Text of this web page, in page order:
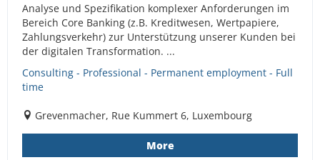
Analyse und Spezifikation komplexer Anforderungen im
Bereich Core Banking (z.B. Kreditwesen, Wertpapiere,
Zahlungsverkehr) zur Unterstützung unserer Kunden bei
der digitalen Transformation. ...
Consulting - Professional - Permanent employment - Full
time
Grevenmacher, Rue Kummert 6, Luxembourg
More